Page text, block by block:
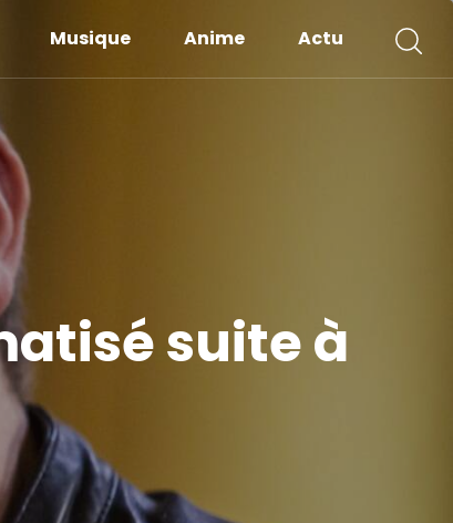
Musique Anime Actu
suite à